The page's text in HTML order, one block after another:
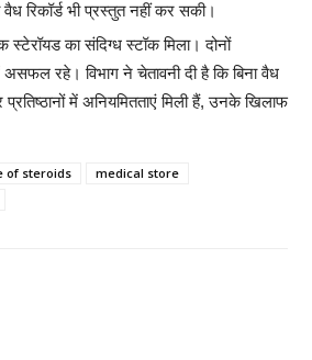
रिकॉर्ड भी प्रस्तुत नहीं कर सकी।
का संदिग्ध स्टॉक मिला। दोनों
रहे। विभाग ने चेतावनी दी है कि बिना वैध
में अनियमितताएं मिली हैं, उनके खिलाफ
of steroids
medical store